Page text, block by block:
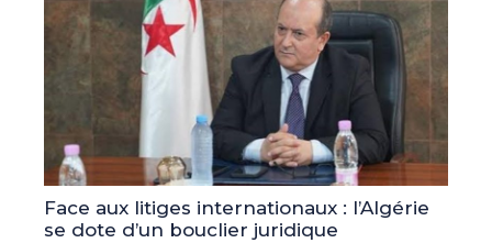
Face aux litiges internationaux : l’Algérie
se dote d’un bouclier juridique